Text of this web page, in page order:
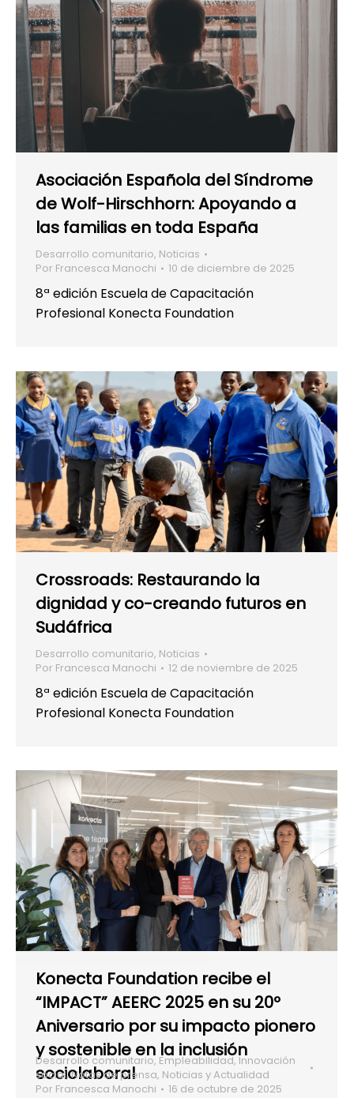
Asociación Española del Síndrome
de Wolf-Hirschhorn: Apoyando a
las familias en toda España
Desarrollo comunitario, Noticias
Por Francesca Manochi 10 de diciembre de 2025
8ª edición Escuela de Capacitación
Profesional Konecta Foundation
Crossroads: Restaurando la
dignidad y co-creando futuros en
Sudáfrica
Desarrollo comunitario, Noticias
Por Francesca Manochi 12 de noviembre de 2025
8ª edición Escuela de Capacitación
Profesional Konecta Foundation
Konecta Foundation recibe el
“IMPACT” AEERC 2025 en su 20º
Aniversario por su impacto pionero
y sostenible en la inclusión
sociolaboral
Desarrollo comunitario, Empleabilidad, Innovación
social,Notas de prensa, Noticias y Actualidad
Por Francesca Manochi 16 de octubre de 2025